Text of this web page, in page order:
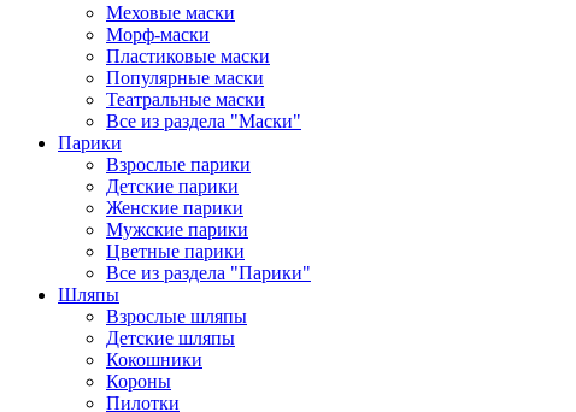
Меховые маски
Морф-маски
Пластиковые маски
Популярные маски
Театральные маски
Все из раздела "Маски"
Парики
Взрослые парики
Детские парики
Женские парики
Мужские парики
Цветные парики
Все из раздела "Парики"
Шляпы
Взрослые шляпы
Детские шляпы
Кокошники
Короны
Пилотки